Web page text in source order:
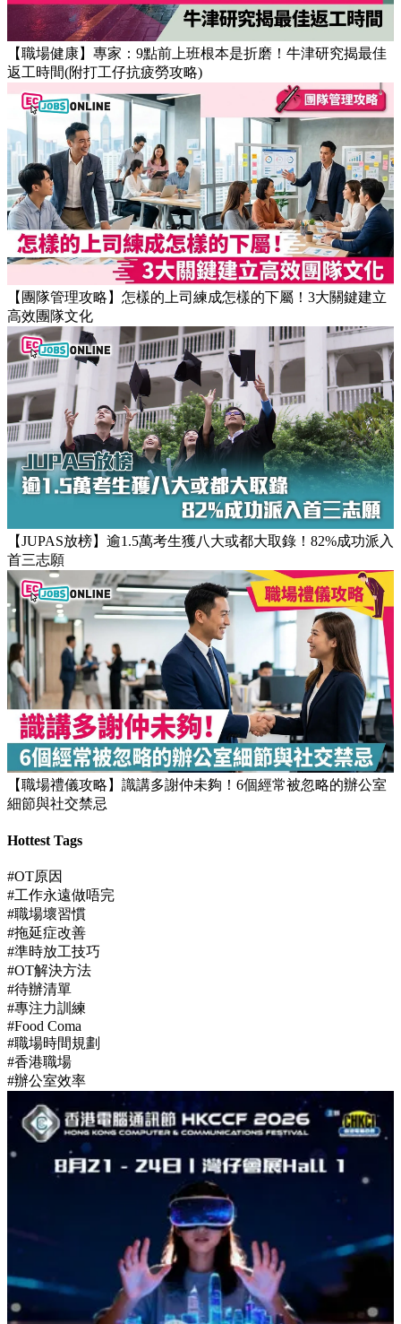
【職場健康】專家：9點前上班根本是折磨！牛津研究揭最佳
返工時間(附打工仔抗疲勞攻略)
【團隊管理攻略】怎樣的上司練成怎樣的下屬！3大關鍵建立
高效團隊文化
【JUPAS放榜】逾1.5萬考生獲八大或都大取錄！82%成功派入
首三志願
【職場禮儀攻略】識講多謝仲未夠！6個經常被忽略的辦公室
細節與社交禁忌
Hottest Tags
#OT原因
#工作永遠做唔完
#職場壞習慣
#拖延症改善
#準時放工技巧
#OT解決方法
#待辦清單
#專注力訓練
#Food Coma
#職場時間規劃
#香港職場
#辦公室效率